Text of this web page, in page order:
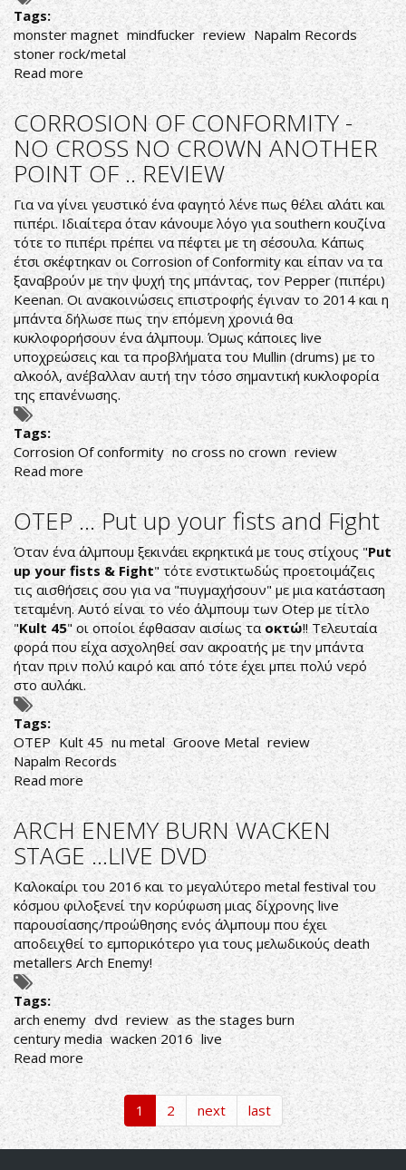
Tags:
monster magnet mindfucker review Napalm Records
stoner rock/metal
Read more about
THE
SPACE
LORDS
ARE
BACK
TO....
MINDFUCK!
CORROSION OF CONFORMITY -
NO CROSS NO CROWN ANOTHER
POINT OF .. REVIEW
Για να γίνει γευστικό ένα φαγητό λένε πως θέλει αλάτι και
πιπέρι. Ιδιαίτερα όταν κάνουμε λόγο για southern κουζίνα
τότε το πιπέρι πρέπει να πέφτει με τη σέσουλα. Κάπως
έτσι σκέφτηκαν οι Corrosion of Conformity και είπαν να τα
ξαναβρούν με την ψυχή της μπάντας, τον Pepper (πιπέρι)
Keenan. Οι ανακοινώσεις επιστροφής έγιναν το 2014 και η
μπάντα δήλωσε πως την επόμενη χρονιά θα
κυκλοφορήσουν ένα άλμπουμ. Όμως κάποιες live
υποχρεώσεις και τα προβλήματα του Mullin (drums) με το
αλκοόλ, ανέβαλλαν αυτή την τόσο σημαντική κυκλοφορία
της επανένωσης.
Tags:
Corrosion Of conformity no cross no crown review
Read more about
CORROSION
OF
CONFORMITY
-
NO
CROSS
NO
CROWN
ANOTHER
POINT
OF
..
REVIEW
OTEP ... Put up your fists and Fight
Όταν ένα άλμπουμ ξεκινάει εκρηκτικά με τους στίχους "Put
up your fists & Fight" τότε ενστικτωδώς προετοιμάζεις
τις αισθήσεις σου για να "πυγμαχήσουν" με μια κατάσταση
τεταμένη. Αυτό είναι το νέο άλμπουμ των Otep με τίτλο
"Kult 45" οι οποίοι έφθασαν αισίως ταοκτώ!! Τελευταία
φορά που είχα ασχοληθεί σαν ακροατής με την μπάντα
ήταν πριν πολύ καιρό και από τότε έχει μπει πολύ νερό
στο αυλάκι.
Tags:
OTEP Kult 45 nu metal Groove Metal review
Napalm Records
Read more about
OTEP
...
Put
up
your
fists
and
Fight
ARCH ENEMY BURN WACKEN
STAGE ...LIVE DVD
Καλοκαίρι του 2016 και το μεγαλύτερο metal festival του
κόσμου φιλοξενεί την κορύφωση μιας δίχρονης live
παρουσίασης/προώθησης ενός άλμπουμ που έχει
αποδειχθεί το εμπορικότερο για τους μελωδικούς death
metallers Arch Enemy!
Tags:
arch enemy dvd review as the stages burn
century media wacken 2016 live
Read moreabout
ARCH
ENEMY
BURN
WACKEN
STAGE
1 2 next last